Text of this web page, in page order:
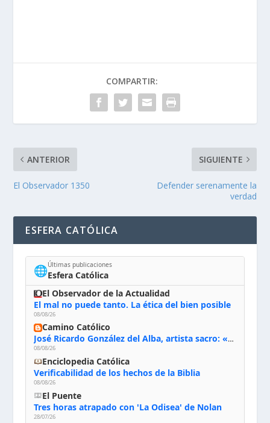
COMPARTIR:
ANTERIOR
El Observador 1350
SIGUIENTE
Defender serenamente la
verdad
ESFERA CATÓLICA
🌐Últimas publicaciones
Esfera Católica
El Observador de la Actualidad
El mal no puede tanto. La ética del bien posible
08/08/26
Camino Católico
José Ricardo González del Alba, artista sacro: «Yo oro, hablo con Dios, le pido al Espíritu Santo su inspiración y siempre pinto rezando el rosario para que sea Él quien actúe a través de mis manos»
08/08/26
Enciclopedia Católica
Verificabilidad de los hechos de la Biblia
08/08/26
El Puente
Tres horas atrapado con 'La Odisea' de Nolan
28/07/26